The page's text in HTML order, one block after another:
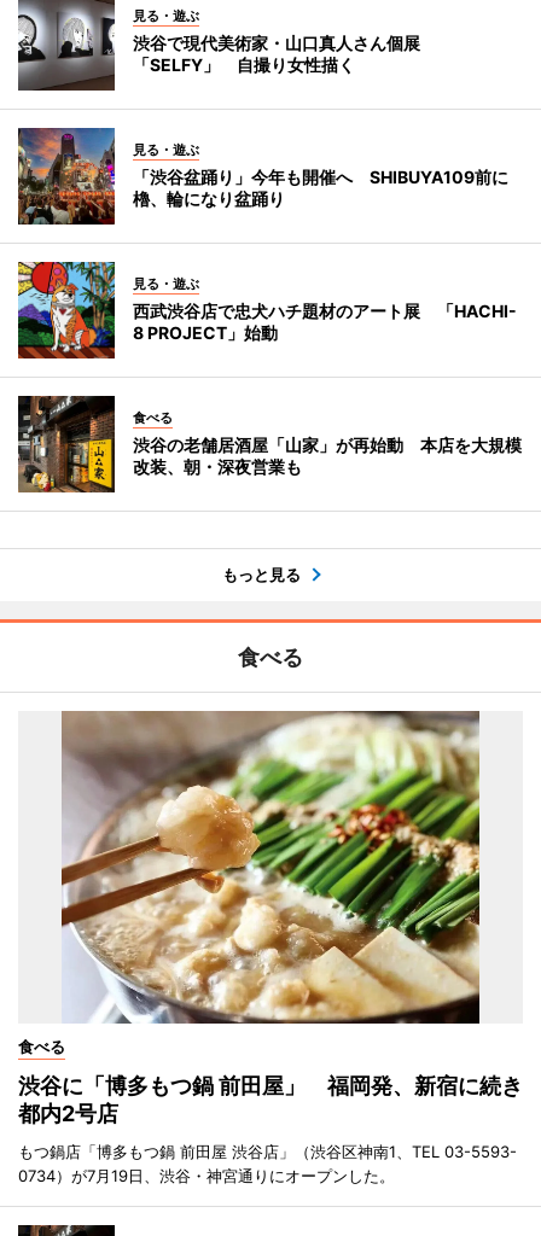
見る・遊ぶ
渋谷で現代美術家・山口真人さん個展
「SELFY」 自撮り女性描く
見る・遊ぶ
「渋谷盆踊り」今年も開催へ SHIBUYA109前に
櫓、輪になり盆踊り
見る・遊ぶ
西武渋谷店で忠犬ハチ題材のアート展 「HACHI-
8 PROJECT」始動
食べる
渋谷の老舗居酒屋「山家」が再始動 本店を大規模
改装、朝・深夜営業も
もっと見る
食べる
食べる
渋谷に「博多もつ鍋 前田屋」 福岡発、新宿に続き
都内2号店
もつ鍋店「博多もつ鍋 前田屋 渋谷店」（渋谷区神南1、TEL 03-5593-
0734）が7月19日、渋谷・神宮通りにオープンした。